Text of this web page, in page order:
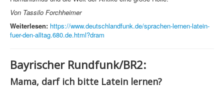
Von Tassilo Forchheimer
Weiterlesen: https://www.deutschlandfunk.de/sprachen-lernen-latein-
fuer-den-alltag.680.de.html?dram
Bayrischer Rundfunk/BR2:
Mama, darf ich bitte Latein lernen?